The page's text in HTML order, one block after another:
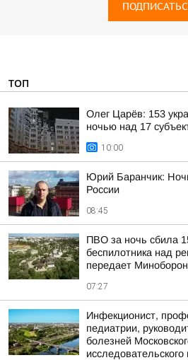
ТОП
Олег Царёв: 153
ночью над 17
10:00
Юрий Баранчик:
России
08:45
ПВО за ночь сбила
беспилотника над
передает
07:27
Инфекционист,
педиатрии,
болезней
исследовательского